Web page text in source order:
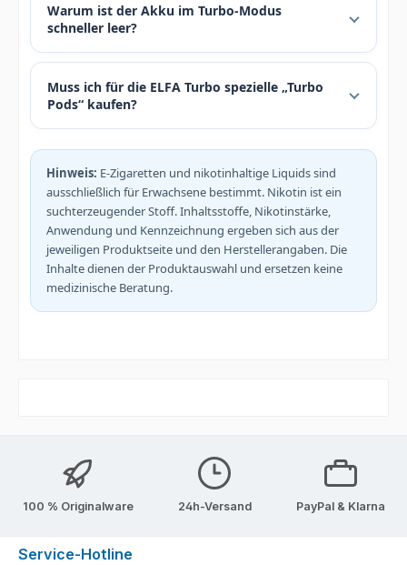
Warum ist der Akku im Turbo-Modus
schneller leer?
Muss ich für die ELFA Turbo spezielle „Turbo
Pods“ kaufen?
Hinweis: E-Zigaretten und nikotinhaltige Liquids sind
ausschließlich für Erwachsene bestimmt. Nikotin ist ein
suchterzeugender Stoff. Inhaltsstoffe, Nikotinstärke,
Anwendung und Kennzeichnung ergeben sich aus der
jeweiligen Produktseite und den Herstellerangaben. Die
Inhalte dienen der Produktauswahl und ersetzen keine
medizinische Beratung.
100 % Originalware 24h-Versand PayPal & Klarna
Service-Hotline